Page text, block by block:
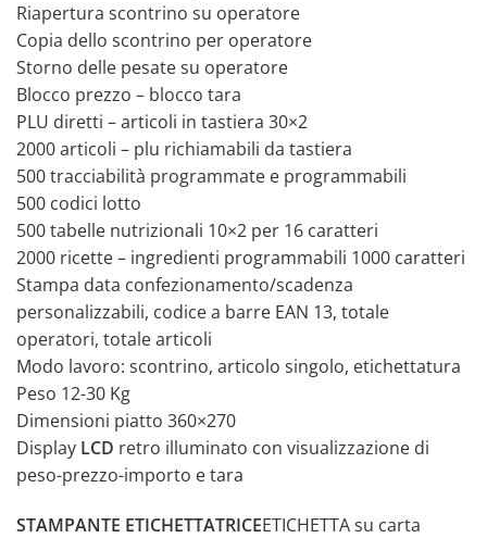
Riapertura scontrino su operatore
Copia dello scontrino per operatore
Storno delle pesate su operatore
Blocco prezzo – blocco tara
PLU diretti – articoli in tastiera 30×2
2000 articoli – plu richiamabili da tastiera
500 tracciabilità programmate e programmabili
500 codici lotto
500 tabelle nutrizionali 10×2 per 16 caratteri
2000 ricette – ingredienti programmabili 1000 caratteri
Stampa data confezionamento/scadenza
personalizzabili, codice a barre EAN 13, totale
operatori, totale articoli
Modo lavoro: scontrino, articolo singolo, etichettatura
Peso 12-30 Kg
Dimensioni piatto 360×270
Display LCD retro illuminato con visualizzazione di
peso-prezzo-importo e tara
STAMPANTE ETICHETTATRICEETICHETTA su carta